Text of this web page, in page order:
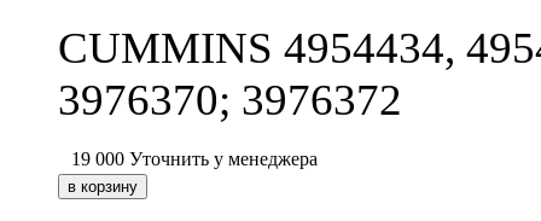
CUMMINS 4954434,
3976370; 3976372
19 000 Уточнить у менеджера